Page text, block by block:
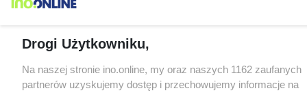
Drogi Użytkowniku,
Na naszej stronie ino.online, my oraz naszych 1162 zaufanych
partnerów uzyskujemy dostęp i przechowujemy informacje na